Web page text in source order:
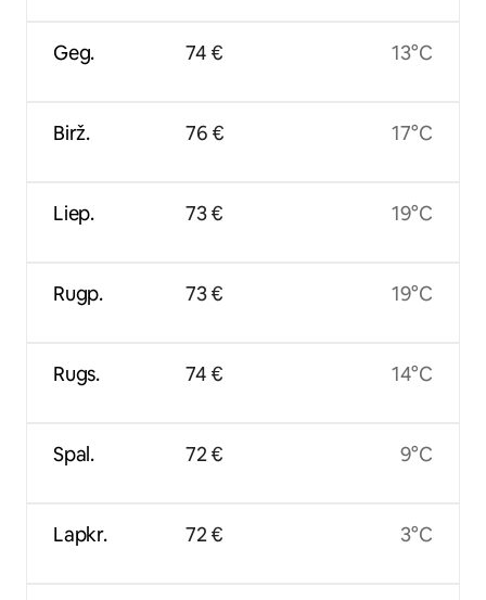
Geg.
Birž.
Liep.
Rugp.
Rugs.
Spal.
Lapkr.
74 €
76 €
73 €
73 €
74 €
72 €
72 €
13°C
17°C
19°C
19°C
14°C
9°C
3°C